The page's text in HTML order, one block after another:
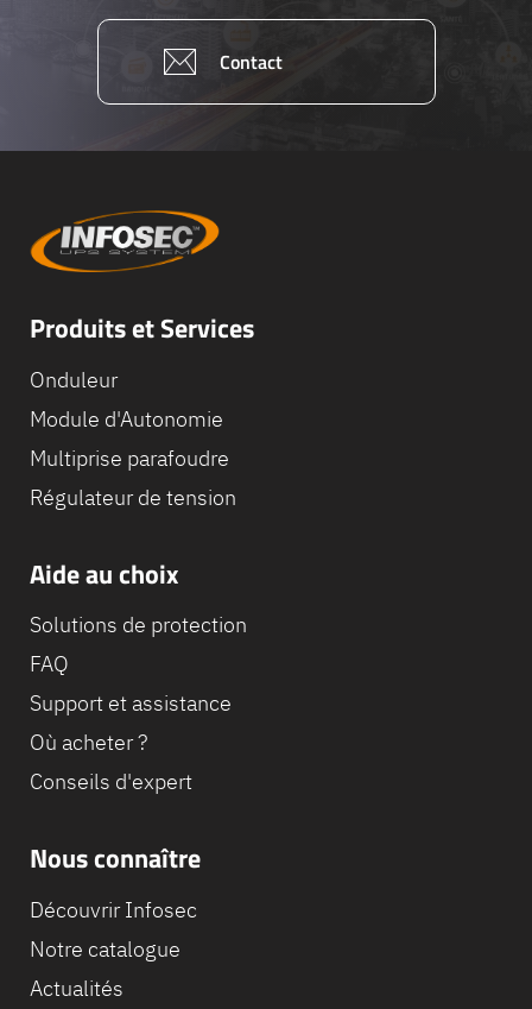
Contact
Produits et Services
Onduleur
Module d'Autonomie
Multiprise parafoudre
Régulateur de tension
Aide au choix
Solutions de protection
FAQ
Support et assistance
Où acheter ?
Conseils d'expert
Nous connaître
Découvrir Infosec
Notre catalogue
Actualités